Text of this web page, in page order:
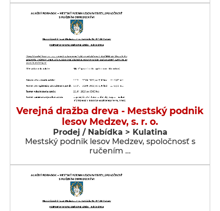
Verejná dražba dreva - Mestský podnik
lesov Medzev, s. r. o.
Prodej / Nabídka > Kulatina
Mestský podnik lesov Medzev, spoločnosť s
ručením …